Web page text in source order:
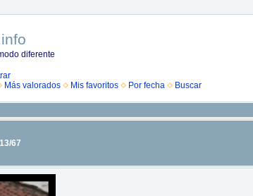
diferente
Más valorados Mis favoritos Por fecha Buscar
67